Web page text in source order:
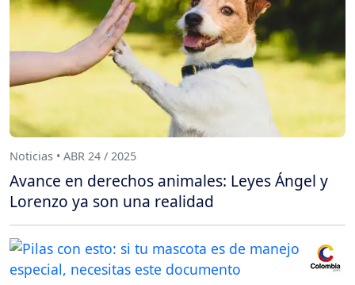
Noticias • ABR 24 / 2025
Avance en derechos animales: Leyes Ángel y
Lorenzo ya son una realidad